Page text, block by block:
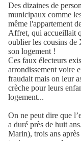
Des dizaines de
municipaux comme
même l'appartement
Affret, qui accueillait
oublier les cousins de
son logement !
Ces faux électeurs
arrondissement voire
fraudait mais on leur
crèche pour leurs
logement...
On ne peut dire que
a duré près de huit
Marin), trois ans